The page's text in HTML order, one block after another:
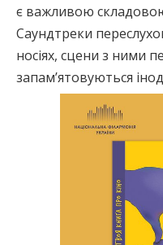
є важливою
Саундтреки
носіях, сцени з ними
запам’ятовуються